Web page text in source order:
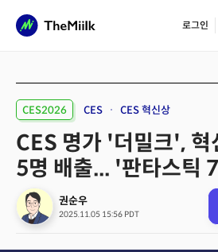
로그인
CES2026 CES CES 혁신상
CES 명가 '더밀크', 혁
5명 배출... '판타스틱
권순우
2025.11.05 15:56 PDT